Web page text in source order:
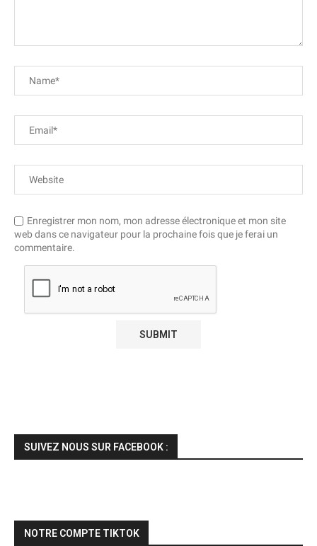
Enregistrer mon nom, mon adresse électronique et mon site
web dans ce navigateur pour la prochaine fois que je ferai un
commentaire.
SUIVEZ NOUS SUR FACEBOOK :
NOTRE COMPTE TIKTOK